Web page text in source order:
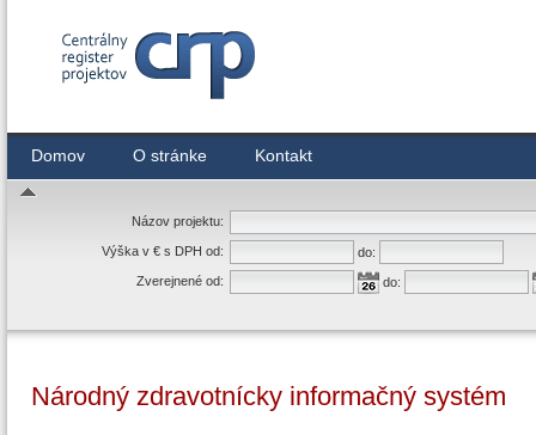
Domov O stránke Kontakt
Názov projektu:
Výška v € s DPH od:
do:
Zverejnené od:
do:
Národný zdravotnícky informačný systém